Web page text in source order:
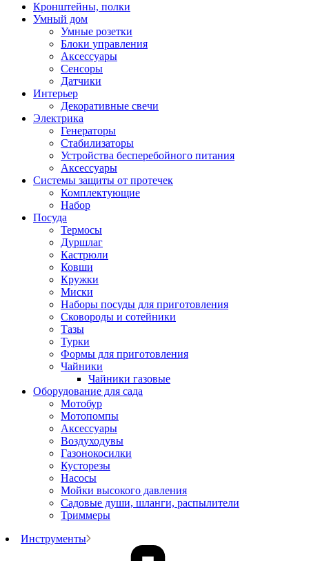
Кронштейны, полки
Умный дом
Умные розетки
Блоки управления
Аксессуары
Сенсоры
Датчики
Интерьер
Декоративные свечи
Электрика
Генераторы
Стабилизаторы
Устройства бесперебойного питания
Аксессуары
Системы защиты от протечек
Комплектующие
Набор
Посуда
Термосы
Дуршлаг
Кастрюли
Ковши
Кружки
Миски
Наборы посуды для приготовления
Сковороды и сотейники
Тазы
Турки
Формы для приготовления
Чайники
Чайники газовые
Оборудование для сада
Мотобур
Мотопомпы
Аксессуары
Воздуходувы
Газонокосилки
Кусторезы
Насосы
Мойки высокого давления
Садовые души, шланги, распылители
Триммеры
Инструменты